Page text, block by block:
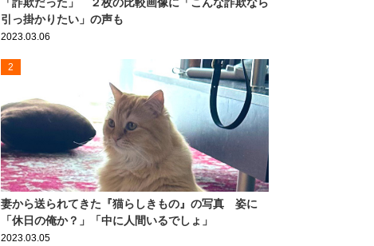
引っ掛かりたい」の声も
2023.03.06
2
妻から送られてきた『猫らしきもの』の写真 姿に
「休日の俺か？」「中に人間いるでしょ」
2023.03.05